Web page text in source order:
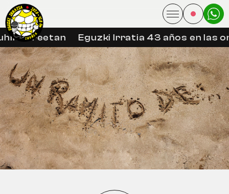
libreetan Eguzki Irratia 43 años en las